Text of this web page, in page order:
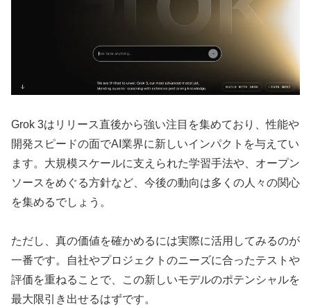
Grok 3はリリース直後から強い注目を集めており、性能や
開発スピードの面でAI業界に新しいインパクトを与えてい
ます。大規模スケールに支えられた学習手法や、オープン
ソースをめぐる方針など、今後の動向は多くの人々の関心
を集めるでしょう。
ただし、真の価値を確かめるには実際に活用してみるのが
一番です。自社やプロジェクトのニーズに合ったテストや
評価を重ねることで、この新しいモデルのポテンシャルを
最大限引き出せるはずです。